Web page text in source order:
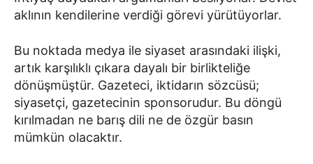
aklının kendilerine verdiği görevi yürütüyorlar.
Bu noktada medya ile siyaset arasındaki ilişki,
artık karşılıklı çıkara dayalı bir birlikteliğe
dönüşmüştür. Gazeteci, iktidarın sözcüsü;
siyasetçi, gazetecinin sponsorudur. Bu döngü
kırılmadan ne barış dili ne de özgür basın
mümkün olacaktır.